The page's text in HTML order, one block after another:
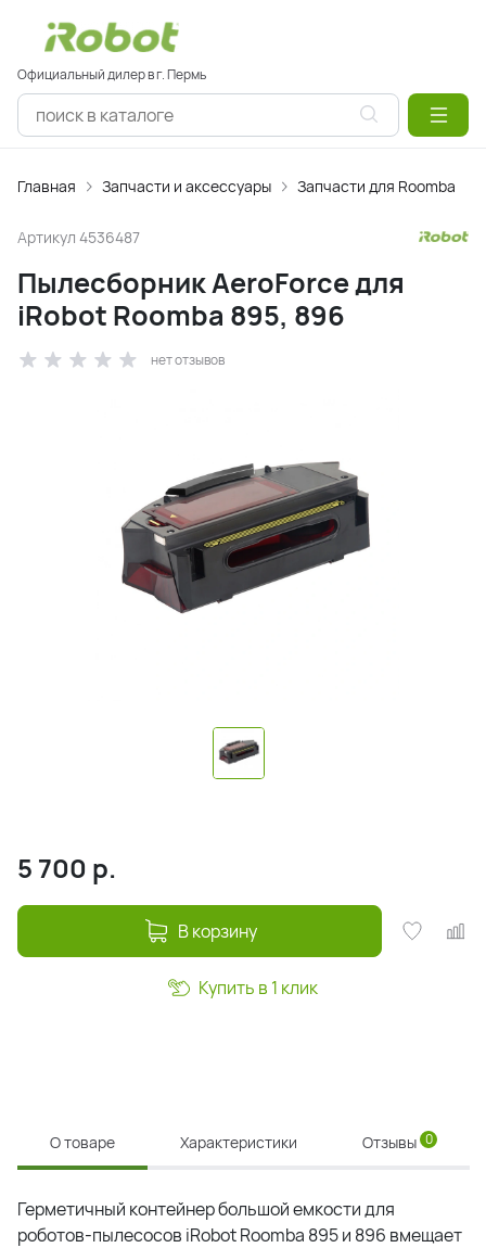
Официальный дилер в г. Пермь
Главная Запчасти и аксессуары Запчасти для Roomba
Артикул 4536487
Пылесборник AeroForce для
iRobot Roomba 895, 896
нет отзывов
5 700 р.
В корзину
Купить в 1 клик
О товаре Характеристики Отзывы 0
Герметичный контейнер большой емкости для
роботов-пылесосов iRobot Roomba 895 и 896 вмещает